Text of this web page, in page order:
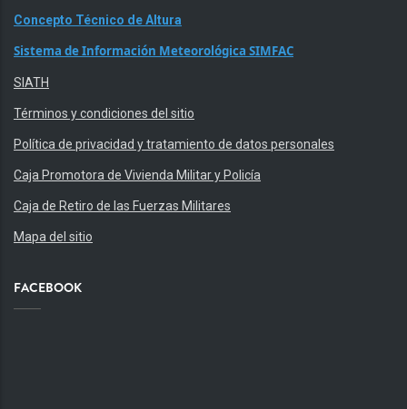
Concepto Técnico de Altura
Sistema de Información Meteorológica SIMFAC
SIATH
Términos y condiciones del sitio
Política de privacidad y tratamiento de datos personales
Caja Promotora de Vivienda Militar y Policía
Caja de Retiro de las Fuerzas Militares
Mapa del sitio
FACEBOOK